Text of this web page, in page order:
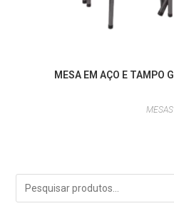
MESA EM AÇO E TAMPO
MESAS